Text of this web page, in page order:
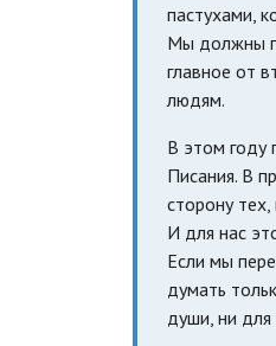
пастухами,
Мы должны
главное от
людям.
В этом году
Писания. В
сторону
И для нас
Если мы
думать
души, ни